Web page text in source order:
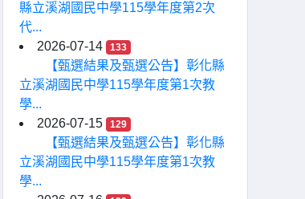
縣立溪湖國民中學115學年度第2次
代...
2026-07-14
133
【甄選結果及甄選公告】彰化縣
立溪湖國民中學115學年度第1次教
學...
2026-07-15
129
【甄選結果及甄選公告】彰化縣
立溪湖國民中學115學年度第1次教
學...